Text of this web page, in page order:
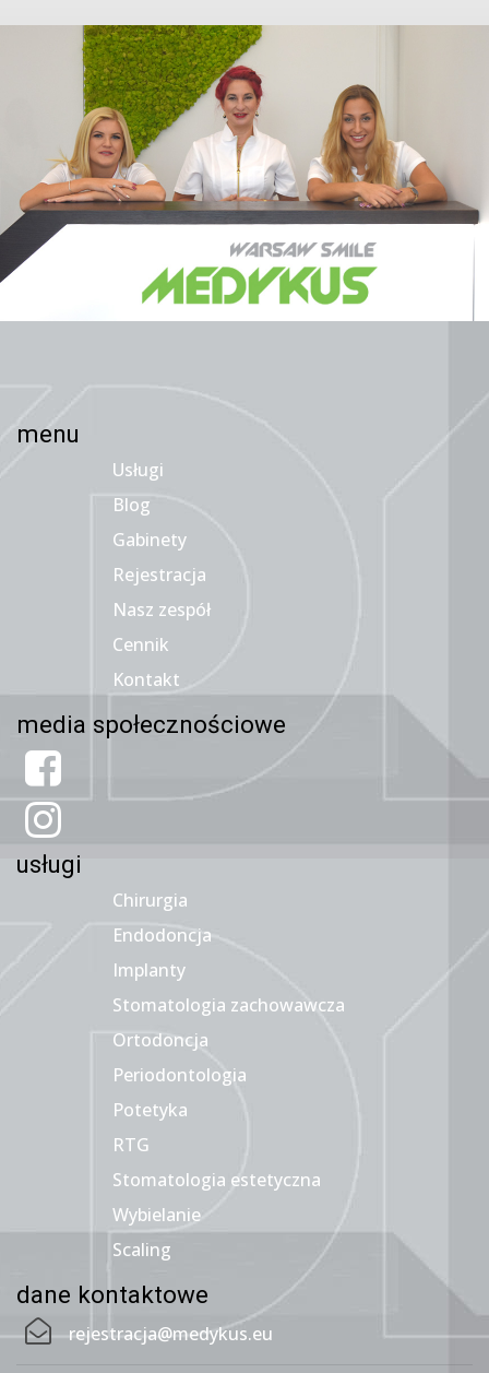
menu
Usługi
Blog
Gabinety
Rejestracja
Nasz zespół
Cennik
Kontakt
media społecznościowe
usługi
Chirurgia
Endodoncja
Implanty
Stomatologia zachowawcza
Ortodoncja
Periodontologia
Potetyka
RTG
Stomatologia estetyczna
Wybielanie
Scaling
dane kontaktowe
rejestracja@medykus.eu